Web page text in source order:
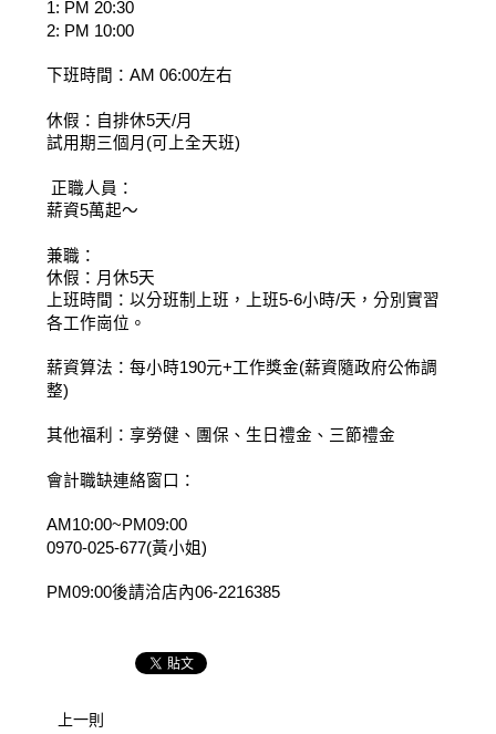
1: PM 20:30
2: PM 10:00
下班時間：AM 06:00左右
休假：自排休5天/月
試用期三個月(可上全天班)
正職人員：
薪資5萬起～
兼職：
休假：月休5天
上班時間：以分班制上班，上班5-6小時/天，分別實習
各工作崗位。
薪資算法：每小時190元+工作獎金(薪資隨政府公佈調
整)
其他福利：享勞健、團保、生日禮金、三節禮金
會計職缺連絡窗口：
AM10:00~PM09:00
0970-025-677(黃小姐)
PM09:00後請洽店內06-2216385
上一則